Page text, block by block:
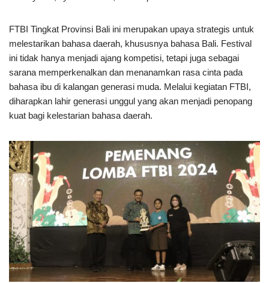
FTBI Tingkat Provinsi Bali ini merupakan upaya strategis untuk
melestarikan bahasa daerah, khususnya bahasa Bali. Festival
ini tidak hanya menjadi ajang kompetisi, tetapi juga sebagai
sarana memperkenalkan dan menanamkan rasa cinta pada
bahasa ibu di kalangan generasi muda. Melalui kegiatan FTBI,
diharapkan lahir generasi unggul yang akan menjadi penopang
kuat bagi kelestarian bahasa daerah.